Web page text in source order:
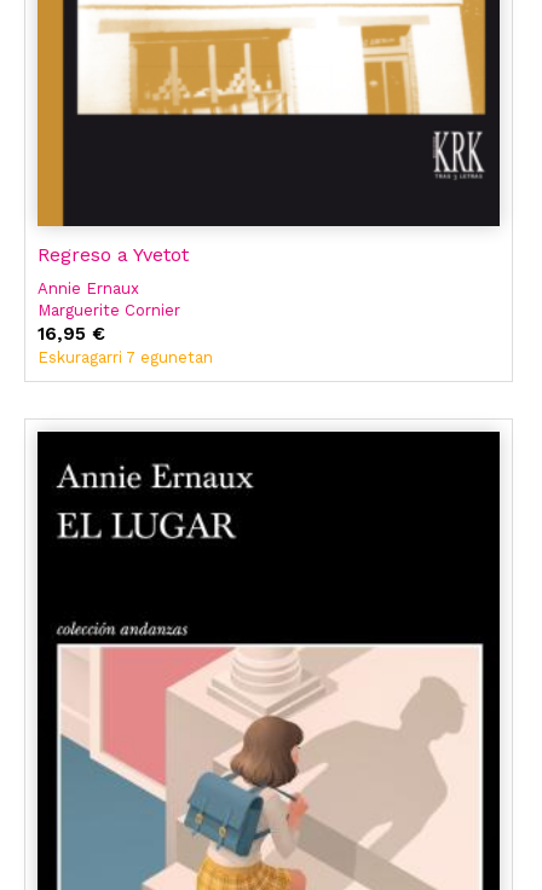
Regreso a Yvetot
Annie Ernaux
Marguerite Cornier
16,95 €
Eskuragarri 7 egunetan